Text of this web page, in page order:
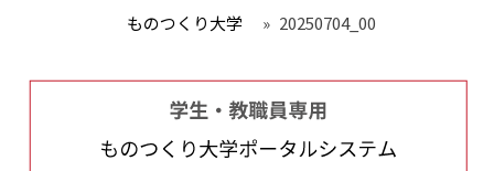
ものつくり大学 » 20250704_00